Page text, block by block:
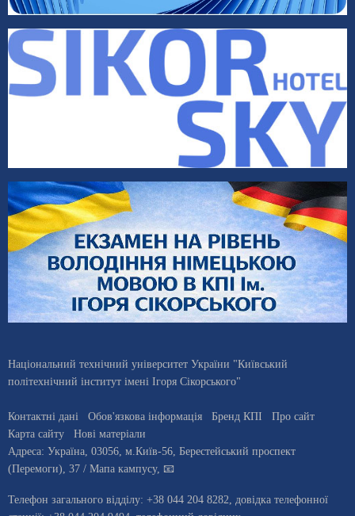
Національний технічний університет України "Київський
політехнічний інститут імені Ігоря Сікорського"
Контактні дані Обов'язкова інформація Бренд КПІ
Про сайт
Карта сайту
Нові матеріали
Адреса: Україна 03056 , м. Київ-56, Берестейський проспект
(Перемоги), 37 / Мапа кампусу, 📧
Телефон загального відділу: +38 044 204 8282 , довiдка телефонної